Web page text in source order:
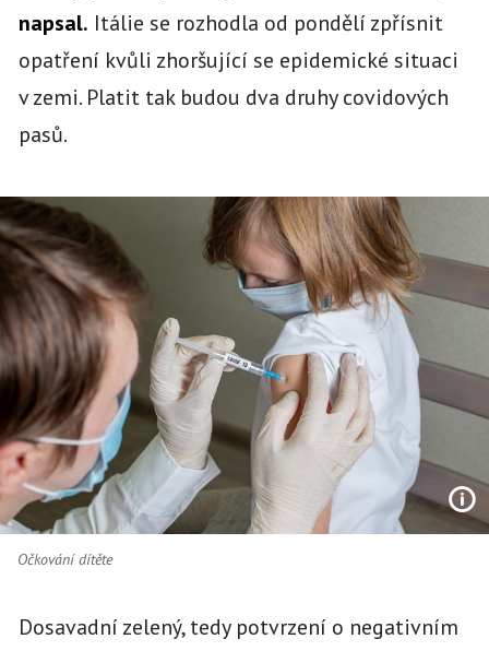
napsal. Itálie se rozhodla od pondělí zpřísnit
opatření kvůli zhoršující se epidemické situaci
v zemi. Platit tak budou dva druhy covidových
pasů.
Očkování dítěte
Dosavadní zelený, tedy potvrzení o negativním